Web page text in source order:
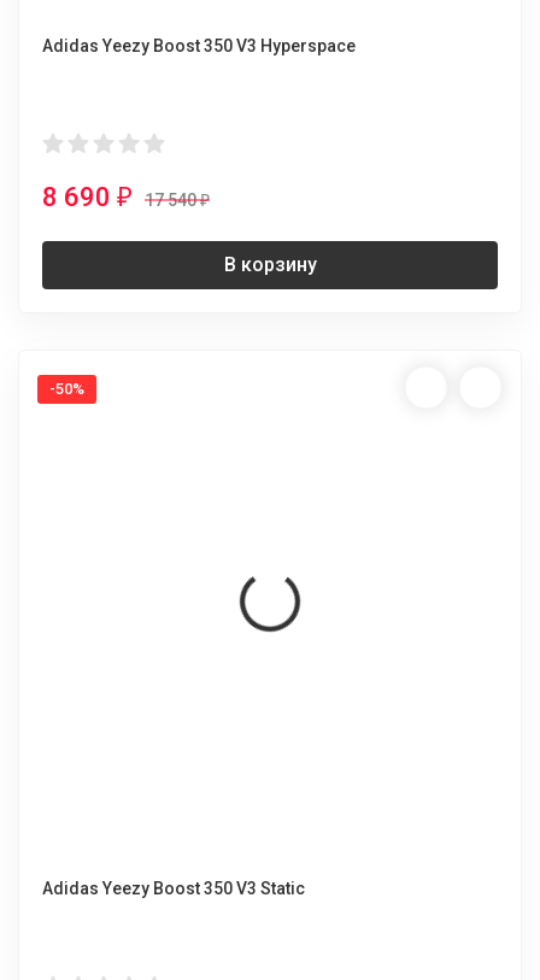
Adidas Yeezy Boost 350 V3 Hyperspace
8 690 ₽ 17 540₽
В корзину
-50%
Adidas Yeezy Boost 350 V3 Static